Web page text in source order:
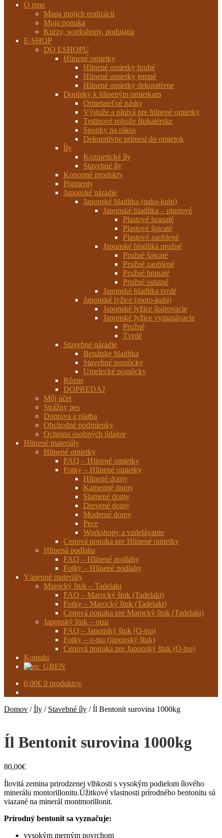
O mne
Mapa mojich realizácií
Moja ponuka
Kurzy, workshopy, podujatia
E-SHOP
DO ESHOPU
Hlinené omietky
Hlinené omietky hrubé
Hlinené omietky jemné
Hlinené omietky dekoratívne
Doplnky k hlineným omietkam
Omietateľné pásky
Výstuže a plnivá pre hlinené omietky
Trstinové rohože štukatérske
Sponky na rákos
Dekoratívne prímesi do omietok
Íly
Kozmetické íly
Stavebné íly
Konopné produkty
Pigmenty
Japonské náradie
Japonské hladítka (naka-kubi)
Japonské hladítka – plastové
Plastové hranaté
Plastové špicaté
Plastové zaoblené
Japonské hladítka pružné
Pružné špicaté
Pružné zaoblené
Pružné hranaté
Pružné ostatné
Japonské hladítka tvrdé
Japonské lyžice (moto-kubi)
Japonské lyžice špárovacie
Japonské lyžice vymazávacie
Pružné
Tvrdé
Stavebné náradie
Benátske hladítka
Stavebné pomôcky
Umelecké pomôcky
Rôzne
DOPREDAJ
Môj účet
Strážny pes
Doprava a platba
Obchodné podmienky
Ochrana osobných údajov
Hlinené materiály
Hlinené omietky
FAQ – Hlinené omietky
Fotky – Hlinené omietky
Hlinené domy
Kamenné domy
Slamené domy
Drevené domy
Moderné domy
Pece
Workshopy a vzdelávanie
Cenová ponuka pre Hlinené omietky
Hlinená podlaha
FAQ – Hlinené podlahy
Fotky – Hlinené podlahy
Vápenné materiály
Marocký štuk – Tadelakt
FAQ – Marocký štuk (Tadelakt)
Fotky – Marocký štuk (Tadelakt)
Cenová ponuka pre Marocký štuk (Tadelakt)
Japonský štuk – otsu
FAQ – Japonský štuk (O-tsu)
Fotky – o-tsu (japonský štuk)
Cenová ponuka pre Japonský štuk (O-tsu)
Kontakt
EN
0,00€ 0 produktov
Domov /Íly / Stavebné íly /Íl Bentonit surovina 1000kg
Íl Bentonit surovina 1000kg
80,00€
Ílovitá zemina prirodzenej vlhkosti s vysokým podielom ílového
minerálu montorillonitu.Úžitkové vlastnosti prírodného bentonitu sú
viazané na minerál montmorillonit.
Prírodný bentonit sa vyznačuje:
vysokým merným povrchom